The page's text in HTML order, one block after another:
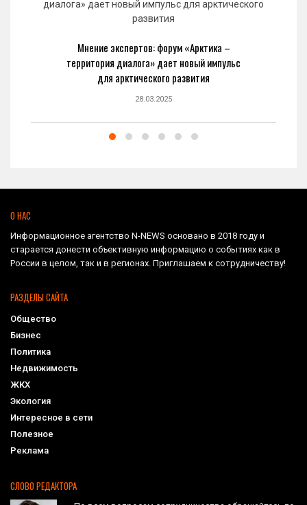
Мнение экспертов: форум «Арктика –
территория диалога» дает новый импульс
для арктического развития
28.03.2025
О НАС
Информационное агентство N-NEWS основано в 2018 году и
старается донести объективную информацию о событиях как в
России в целом, так и в регионах. Приглашаем к сотрудничеству!
РАЗДЕЛЫ САЙТА
Общество
Бизнес
Политика
Недвижимость
ЖКХ
Экология
Интересное в сети
Полезное
Реклама
СЛОВО РЕДАКТОРА